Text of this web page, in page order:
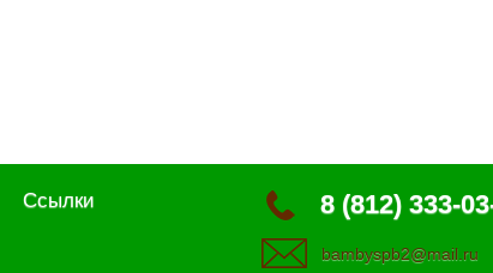
8 (812) 333-
bambyspb2@mail.ru
Ссылки